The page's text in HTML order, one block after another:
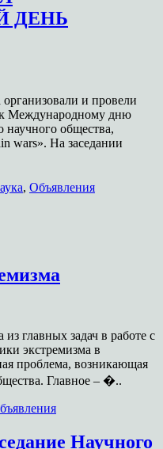
ДЕНЬ
и провели
Международному дню
научного общества,
wars». На заседании
, Объявления
главных задач в работе с
экстремизма в
проблема, возникающая
Главное – �..
Научного